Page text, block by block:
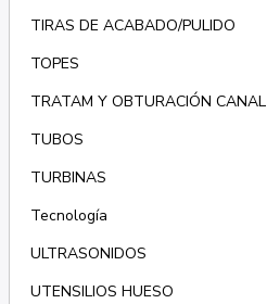
TIRAS DE ACABADO/PULIDO
TOPES
TRATAM Y OBTURACIÓN CANAL
TUBOS
TURBINAS
Tecnología
ULTRASONIDOS
UTENSILIOS HUESO